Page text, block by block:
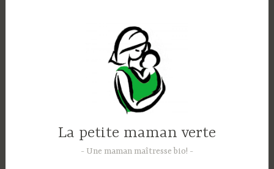
La petite maman verte
Une maman maîtresse bio!